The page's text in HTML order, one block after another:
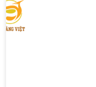
thành một phần không
từ công việc đến đời
là một hành động tri
giao tiếp tinh tế, một
các mối quan hệ.
một vai trò đặc biệt
là một món quà đắt